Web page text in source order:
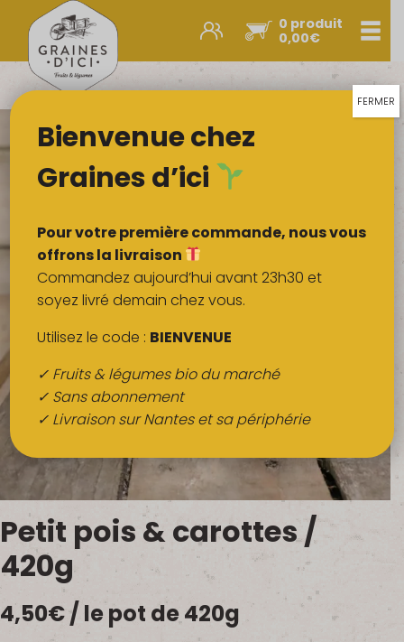
0 produit
0,00€
Promos et nouveautés
Légumes & œufs
Fruits
Viandes
Boulangerie
Crémerie
Poissons
Épicerie sucrée
Épices
Boissons
QUI SOMMES-NOUS ?
FRUITS BIO AU BUREAU
NOS PRODUCTEURS
NOS MARCHÉS
Petit pois & carottes /
420g
4,50€/ le pot de 420g
Bienvenue chez
Graines d’ici
Pour votre première commande, nous vous
offrons la livraison
Commandez aujourd’hui avant 23h30 et
soyez livré demain chez vous.
Utilisez le code : BIENVENUE
✓ Fruits & légumes bio du marché
✓ Sans abonnement
✓ Livraison sur Nantes et sa périphérie
FERMER